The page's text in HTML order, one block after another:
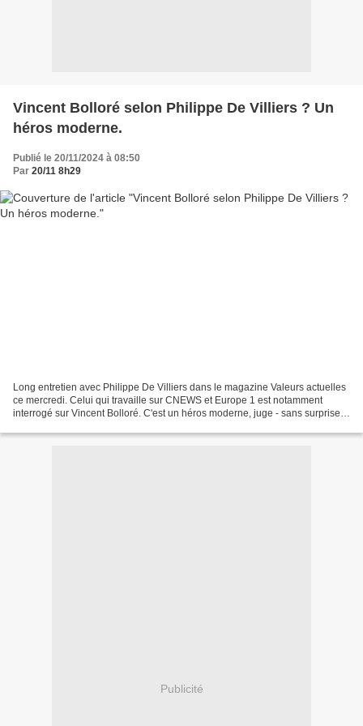
Vincent Bolloré selon Philippe De Villiers ? Un
héros moderne.
Publié le 20/11/2024 à 08:50
Par 20/11 8h29
Long entretien avec Philippe De Villiers dans le magazine Valeurs actuelles
ce mercredi. Celui qui travaille sur CNEWS et Europe 1 est notamment
interrogé sur Vincent Bolloré. C'est un héros moderne, juge - sans surprise -
Publicité